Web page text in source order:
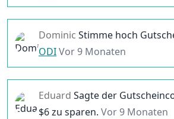
Dominic Stimme hoch
ODIVor 9 Monaten
Eduard Sagte der
$6zu sparen. Vor 9 Monaten